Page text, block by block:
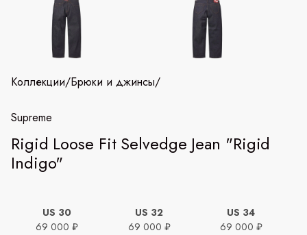
Коллекции/Брюки и джинсы/
Supreme
Rigid Loose Fit Selvedge Jean "Rigid
Indigo"
US 30
69 000 ₽
US 32
69 000 ₽
US 34
69 000 ₽